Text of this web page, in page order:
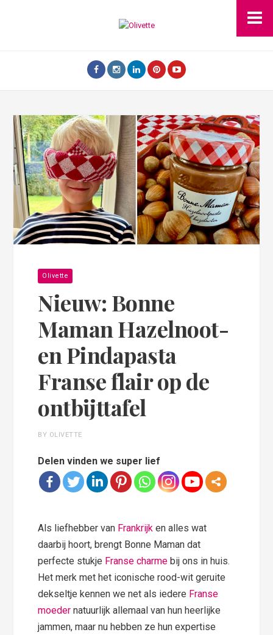
Olivette
Nieuw: Bonne
Maman Hazelnoot-
en Pindapasta
Franse flair op de
ontbijttafel
BY OLIVETTE
Delen vinden we super lief
Als liefhebber van Frankrijk en alles wat
daarbij hoort, brengt Bonne Maman dat
perfecte stukje Franse charme bij ons in huis.
Het merk met het iconische rood-wit geruite
dekseltje kennen we net als iedere Franse
moeder natuurlijk allemaal van hun heerlijke
jammen, maar nu hebben ze hun expertise